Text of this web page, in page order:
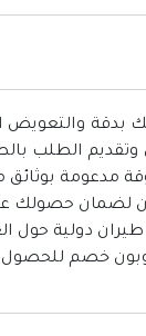
بدقة والتعويض
الطلب
مدعومة بوثائق
لضمان
كوبون خصم